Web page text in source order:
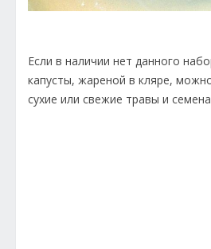
Если в наличии нет данного
капусты, жареной в кляре,
сухие или свежие травы и